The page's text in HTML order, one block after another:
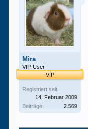
Mira
VIP-User
VIP
Registriert seit:
14. Februar 2009
Beiträge:
2.569